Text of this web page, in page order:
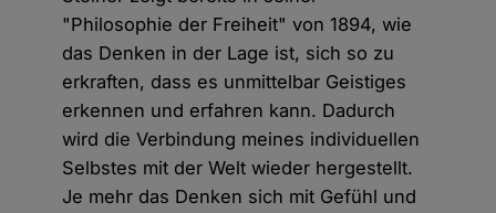
"Philosophie der Freiheit" von 1894, wie
das Denken in der Lage ist, sich so zu
erkraften, dass es unmittelbar Geistiges
erkennen und erfahren kann. Dadurch
wird die Verbindung meines individuellen
Selbstes mit der Welt wieder hergestellt.
Je mehr das Denken sich mit Gefühl und